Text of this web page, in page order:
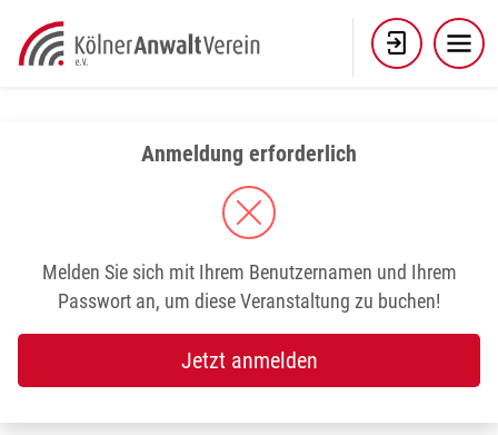
content
Anmeldung erforderlich
Melden Sie sich mit Ihrem Benutzernamen und Ihrem
Passwort an, um diese Veranstaltung zu buchen!
Jetzt anmelden